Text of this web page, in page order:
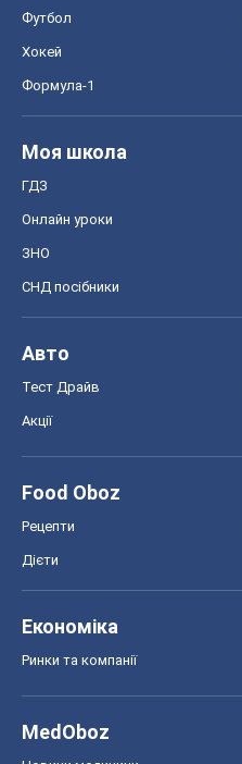
Футбол
Хокей
Формула-1
Моя школа
ГДЗ
Онлайн уроки
ЗНО
СНД посібники
Авто
Тест Драйв
Акції
Food Oboz
Рецепти
Дієти
Економіка
Ринки та компанії
MedOboz